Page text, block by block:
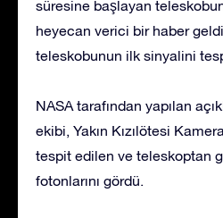
süresine başlayan
heyecan verici bir haber
teleskobunun ilk sinyalini
NASA tarafından yapılan
ekibi, Yakın Kızılötesi
tespit edilen ve teleskoptan
fotonlarını gördü.